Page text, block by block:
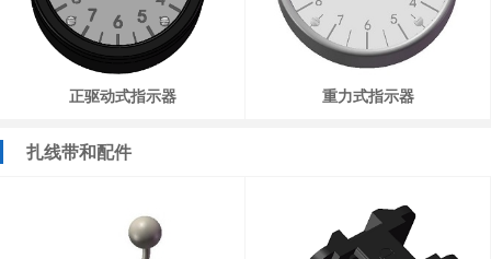
正驱动式指示器 重力式指示器
扎线带和配件